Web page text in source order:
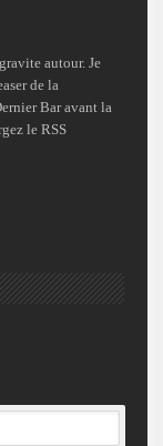
autour. Je
de la
Bar avant la
le RSS